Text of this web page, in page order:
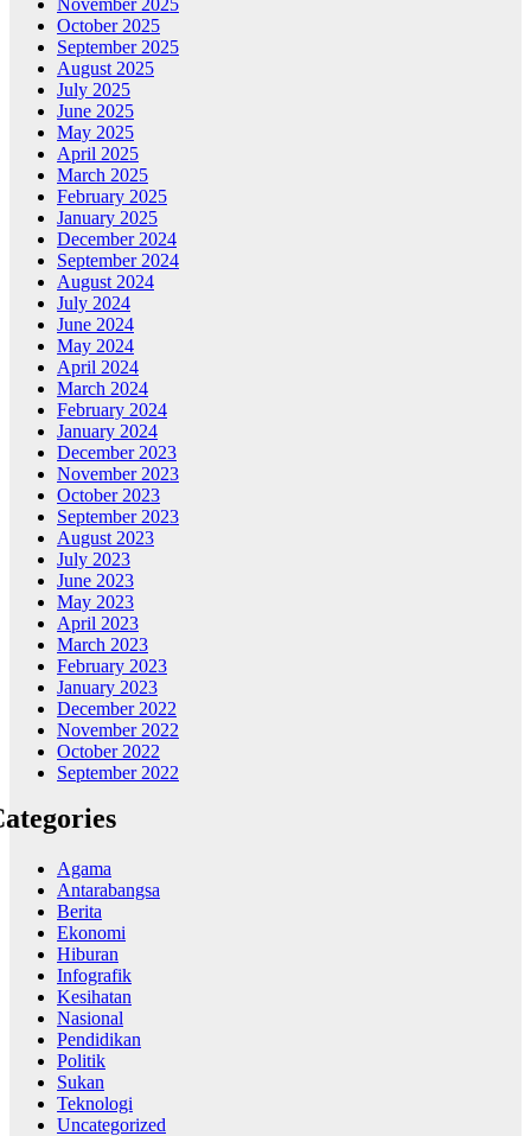
November 2025
October 2025
September 2025
August 2025
July 2025
June 2025
May 2025
April 2025
March 2025
February 2025
January 2025
December 2024
September 2024
August 2024
July 2024
June 2024
May 2024
April 2024
March 2024
February 2024
January 2024
December 2023
November 2023
October 2023
September 2023
August 2023
July 2023
June 2023
May 2023
April 2023
March 2023
February 2023
January 2023
December 2022
November 2022
October 2022
September 2022
Agama
Antarabangsa
Berita
Ekonomi
Hiburan
Infografik
Kesihatan
Nasional
Pendidikan
Politik
Sukan
Teknologi
Uncategorized